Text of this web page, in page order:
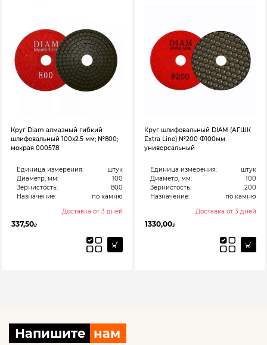
Круг Diam алмазный гибкий
шлифовальный 100х2.5 мм; №800;
мокрая 000578
Единица измерения:
штук
Диаметр, мм:
100
Зернистость:
800
Назначение:
по камню
Доставка от 3 дней
337,50₽
Круг шлифовальный DIAM (АГШК
Extra Line) №200 Ф100мм
универсальный
Единица измерения:
штук
Диаметр, мм:
100
Зернистость:
200
Назначение:
по камню
Доставка от 3 дней
1330,00₽
Напишите нам